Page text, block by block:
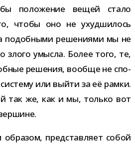
поло­же­ние вещей стало
чтобы оно не ухуд­ши­лось
подоб­ными реше­ни­ями мы не
злого умысла. Более того, те,
реше­ния, вообще не спо­
или выйти за её рамки.
так же, как и мы, только вот
обра­зом, пред­став­ляет собой